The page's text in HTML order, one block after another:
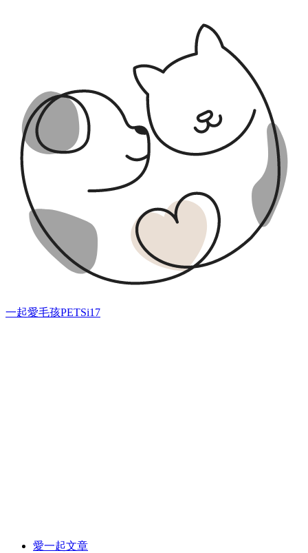
一起愛毛孩PETSi17
愛一起文章